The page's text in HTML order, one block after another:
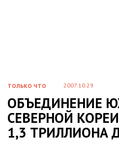
ТОЛЬКО ЧТО 2007.10.29
ОБЪЕДИНЕНИЕ
СЕВЕРНОЙ
1,3 ТРИЛЛИОНА